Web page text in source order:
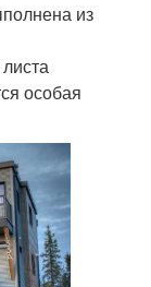
из
особая